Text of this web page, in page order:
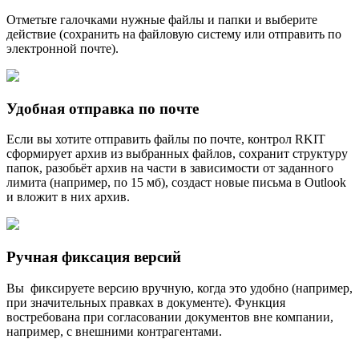
Отметьте галочками нужные файлы и папки и выберите
действие (сохранить на файловую систему или отправить по
электронной почте).
Удобная отправка по почте
Если вы хотите отправить файлы по почте, контрол RKIT
cформирует архив из выбранных файлов, сохранит структуру
папок, разобьёт архив на части в зависимости от заданного
лимита (например, по 15 мб), создаст новые письма в Outlook
и вложит в них архив.
Ручная фиксация версий
Вы фиксируете версию вручную, когда это удобно (например,
при значительных правках в документе). Функция
востребована при согласовании документов вне компании,
например, с внешними контрагентами.